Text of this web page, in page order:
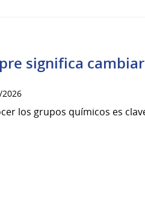
significa
los grupos químicos es